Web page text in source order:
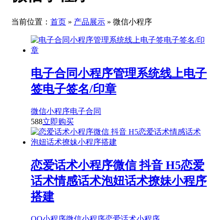
当前位置： 首页 » 产品展示 » 微信小程序
电子合同小程序管理系统线上电子
签电子签名/印章
微信小程序电子合同
588立即购买
恋爱话术小程序微信 抖音 H5恋爱
话术情感话术泡妞话术撩妹小程序
搭建